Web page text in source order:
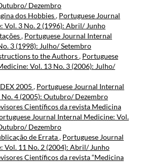
Dezembro
dos Hobbies, Portuguese Journal
Vol. 3 No. 2 (1996): Abril/ Junho
, Portuguese Journal Internal
3 (1998): Julho/ Setembro
to the Authors, Portuguese
Vol. 13 No. 3 (2006): Julho/
2005 , Portuguese Journal Internal
4 (2005): Outubro/ Dezembro
Científicos da revista Medicina
Journal Internal Medicine: Vol.
Dezembro
de Errata, Portuguese Journal
Vol. 11 No. 2 (2004): Abril/ Junho
Científicos da revista “Medicina